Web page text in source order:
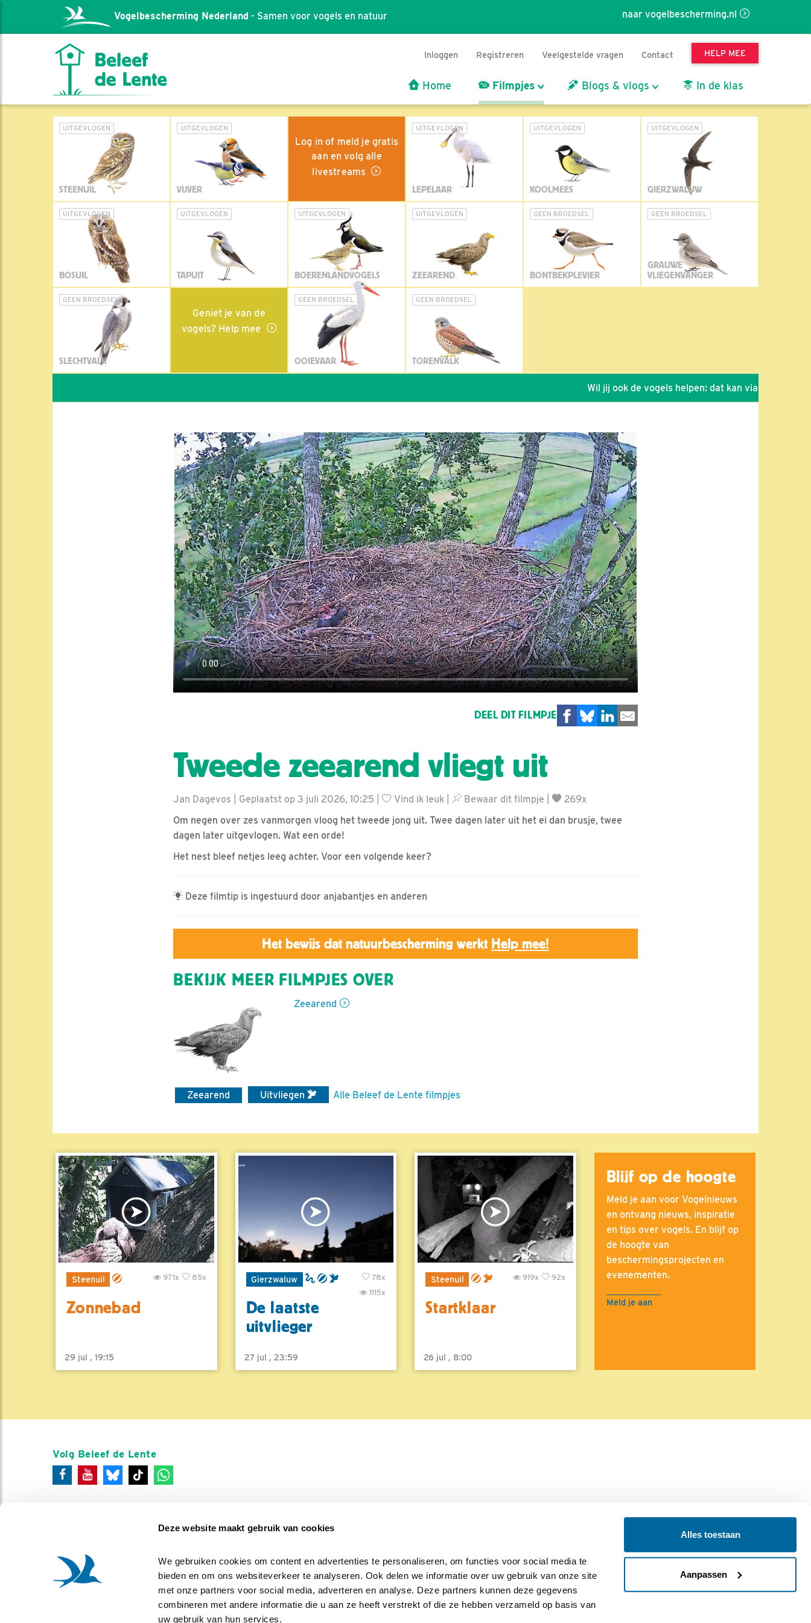
Deze website maakt gebruik van cookies
We gebruiken cookies om content en advertenties te personaliseren, om functies voor social media te
bieden en om ons websiteverkeer te analyseren. Ook delen we informatie over uw gebruik van onze site
met onze partners voor social media, adverteren en analyse. Deze partners kunnen deze gegevens
combineren met andere informatie die u aan ze heeft verstrekt of die ze hebben verzameld op basis van
uw gebruik van hun services.
Alles toestaan
Aanpassen
naar vogelbescherming.nl
Vogelbescherming Nederland - Samen voor vogels en natuur
Inloggen Registreren Veelgestelde vragen Contact HELP MEE
Home Filmpjes Blogs & vlogs In de klas
UITGEVLOGEN
STEENUIL
UITGEVLOGEN
VIJVER
Log in of meld je gratis
aan en volg alle
livestreams
UITGEVLOGEN
LEPELAAR
UITGEVLOGEN
KOOLMEES
UITGEVLOGEN
GIERZWALUW
UITGEVLOGEN
BOSUIL
UITGEVLOGEN
TAPUIT
UITGEVLOGEN
BOERENLANDVOGELS
UITGEVLOGEN
ZEEAREND
GEEN BROEDSEL
BONTBEKPLEVIER
GEEN BROEDSEL
GRAUWE
VLIEGENVANGER
GEEN BROEDSEL
SLECHTVALK
Geniet je van de
vogels? Help mee
GEEN BROEDSEL
OOIEVAAR
GEEN BROEDSEL
TORENVALK
Wil jij ook de vogels helpen: dat kan via de link!
DEEL DIT FILMPJE
Tweede zeearend vliegt uit
Jan Dagevos | Geplaatst op 3 juli 2026, 10:25 | Vind ik leuk Bewaar dit filmpje
269x
Om negen over zes vanmorgen vloog het tweede jong uit. Twee dagen later uit het ei dan brusje, twee
dagen later uitgevlogen. Wat een orde!
Het nest bleef netjes leeg achter. Voor een volgende keer?
Deze filmtip is ingestuurd door anjabantjes en anderen
Het bewijs dat natuurbescherming werkt Help mee!
BEKIJK MEER FILMPJES OVER
Zeearend
Zeearend Uitvliegen Alle Beleef de Lente filmpjes
Steenuil 85x
971x
Zonnebad
29 jul , 19:15
Gierzwaluw
78x
1115x
De laatste
uitvlieger
27 jul , 23:59
Steenuil 92x
919x
Startklaar
26 jul , 8:00
Blijf op de hoogte
Meld je aan voor Vogelnieuws
en ontvang nieuws, inspiratie
en tips over vogels. En blijf op
de hoogte van
beschermingsprojecten en
evenementen.
Meld je aan
Volg Beleef de Lente
Colofon